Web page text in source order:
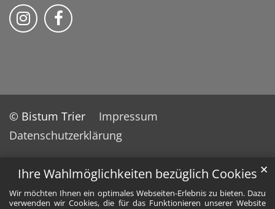
Ihre Wahlmöglichkeiten bezüglich Cookies
Wir möchten Ihnen ein optimales Webseiten-Erlebnis zu bieten. Dazu
verwenden wir Cookies, die für das Funktionieren unserer Website
✕
Bistum Trier auf Instragram
Bistum Trier auf Facebook
© Bistum Trier
Impressum
Datenschutzerklärung